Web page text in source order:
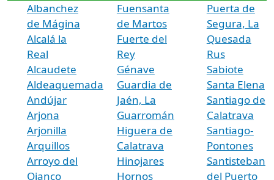
Albanchez
de Mágina
Alcalá la
Real
Alcaudete
Aldeaquemada
Andújar
Arjona
Arjonilla
Arquillos
Arroyo del
Ojanco
Fuensanta
de Martos
Fuerte del
Rey
Génave
Guardia de
Jaén, La
Guarromán
Higuera de
Calatrava
Hinojares
Hornos
Puerta de
Segura, La
Quesada
Rus
Sabiote
Santa Elena
Santiago de
Calatrava
Santiago-
Pontones
Santisteban
del Puerto